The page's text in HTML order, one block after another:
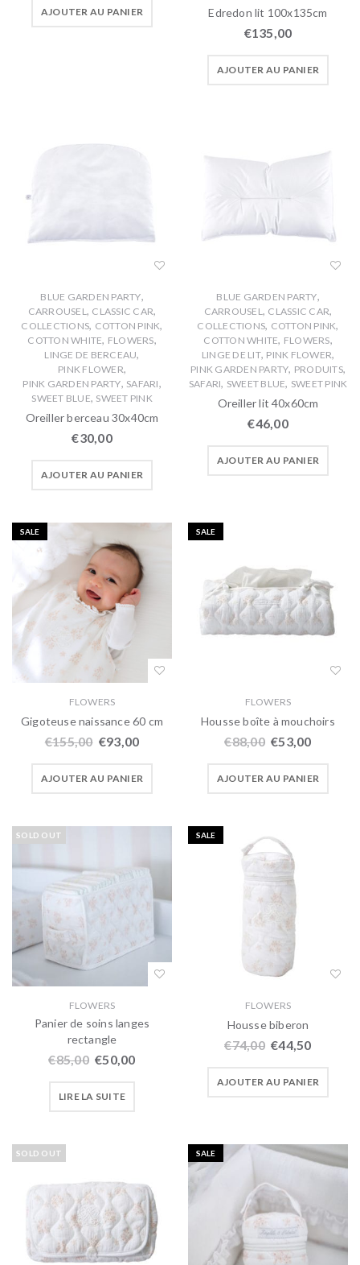
AJOUTER AU PANIER Edredon lit 100x135cm
€135,00
AJOUTER AU PANIER
BLUE GARDEN PARTY,
CARROUSEL, CLASSIC CAR,
COLLECTIONS, COTTON PINK,
COTTON WHITE, FLOWERS,
LINGE DE BERCEAU,
PINK FLOWER,
PINK GARDEN PARTY, SAFARI,
SWEET BLUE, SWEET PINK
Oreiller berceau 30x40cm
€30,00
AJOUTER AU PANIER
BLUE GARDEN PARTY,
CARROUSEL, CLASSIC CAR,
COLLECTIONS, COTTON PINK,
COTTON WHITE, FLOWERS,
LINGE DE LIT, PINK FLOWER,
PINK GARDEN PARTY, PRODUITS,
SAFARI, SWEET BLUE, SWEET PINK
Oreiller lit 40x60cm
€46,00
AJOUTER AU PANIER
SALE
FLOWERS
Gigoteuse naissance 60 cm
€155,00 €93,00
AJOUTER AU PANIER
SALE
FLOWERS
Housse boîte à mouchoirs
€88,00 €53,00
AJOUTER AU PANIER
SOLD OUT
FLOWERS
Panier de soins langes
rectangle
€85,00 €50,00
LIRE LA SUITE
SALE
FLOWERS
Housse biberon
€74,00 €44,50
AJOUTER AU PANIER
SOLD OUT SALE